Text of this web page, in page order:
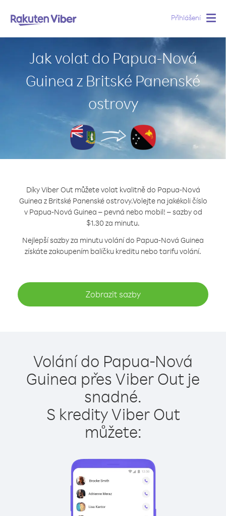
Přihlášení
Jak volat do Papua-Nová
Guinea z Britské Panenské
ostrovy
Díky Viber Out můžete volat kvalitně do Papua-Nová
Guinea z Britské Panenské ostrovy.Volejte na jakékoli číslo
v Papua-Nová Guinea – pevná nebo mobil! – sazby od
$1.30 za minutu.
Nejlepší sazby za minutu volání do Papua-Nová Guinea
získáte zakoupením balíčku kreditu nebo tarifu volání.
Zobrazit sazby
Volání do Papua-Nová
Guinea přes Viber Out je
snadné.
S kredity Viber Out
můžete: